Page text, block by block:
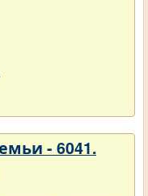
- 6041.